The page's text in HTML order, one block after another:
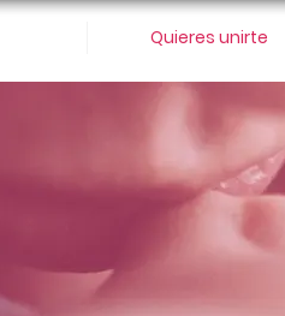
Quieres unirte